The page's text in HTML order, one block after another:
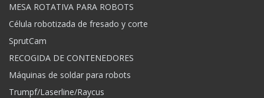
MESA ROTATIVA PARA ROBOTS
Célula robotizada de fresado y corte
SprutCam
RECOGIDA DE CONTENEDORES
Máquinas de soldar para robots
Trumpf/Laserline/Raycus